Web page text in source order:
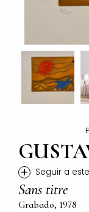
+ Seguir a
Sans titre
Grabado, 1978